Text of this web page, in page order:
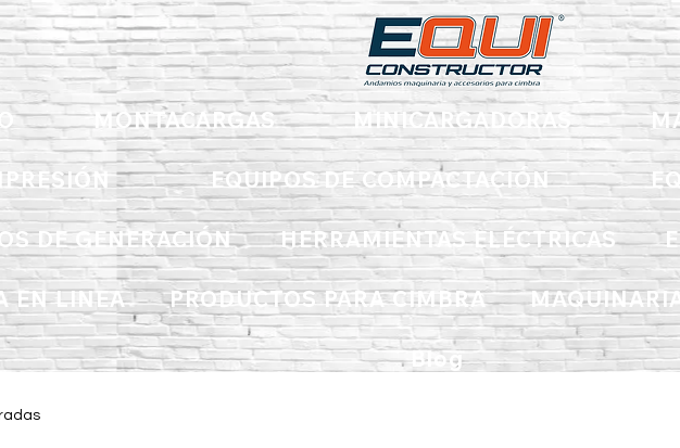
MONTACARGAS MINICARGADORAS
EQUIPOS DE COMPACTACIÓN
DE GENERACIÓN HERRAMIENTAS ELÉCTRICAS
EN LINEA PRODUCTOS PARA CIMBRA
Blog